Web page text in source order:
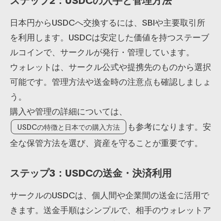
日本円からUSDCへ交換するには、SBIや主要取引所
を利用します。USDCは安定した価値を持つステーブ
ルコインで、サークルが発行・管理しています。
ウォレットは、サークル公式や提携先のものから選択
可能です。管理方法や送金時の注意点も確認しましょ
う。
購入や管理の詳細については、
USDCの特徴と日本での購入方法
も参考になります。安
全な保管方法を選び、資産を守ることが重要です。
ステップ3：USDCの送金・決済利用
サークルのUSDCは、個人間や企業間の送金に活用で
きます。送金手順はシンプルで、相手のウォレットア